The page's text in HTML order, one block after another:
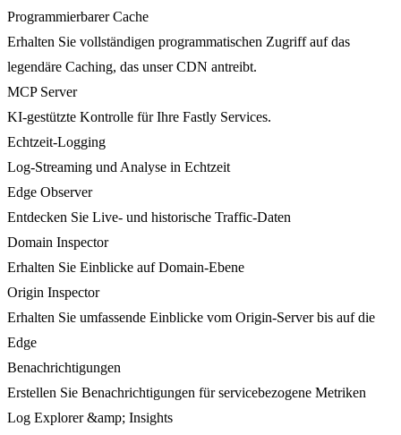
Programmierbarer Cache
Erhalten Sie vollständigen programmatischen Zugriff auf das
legendäre Caching, das unser CDN antreibt.
MCP Server
KI-gestützte Kontrolle für Ihre Fastly Services.
Echtzeit-Logging
Log-Streaming und Analyse in Echtzeit
Edge Observer
Entdecken Sie Live- und historische Traffic-Daten
Domain Inspector
Erhalten Sie Einblicke auf Domain-Ebene
Origin Inspector
Erhalten Sie umfassende Einblicke vom Origin-Server bis auf die
Edge
Benachrichtigungen
Erstellen Sie Benachrichtigungen für servicebezogene Metriken
Log Explorer &amp; Insights